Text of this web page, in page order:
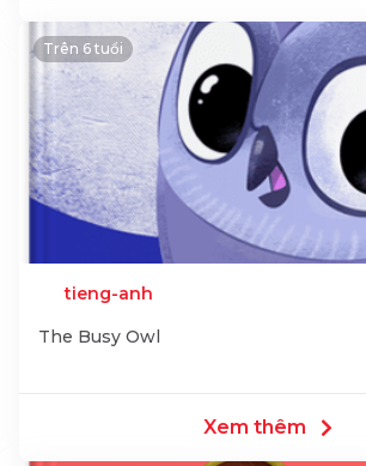
Trên 6 tuổi
tieng-anh
The Busy Owl
Xem thêm